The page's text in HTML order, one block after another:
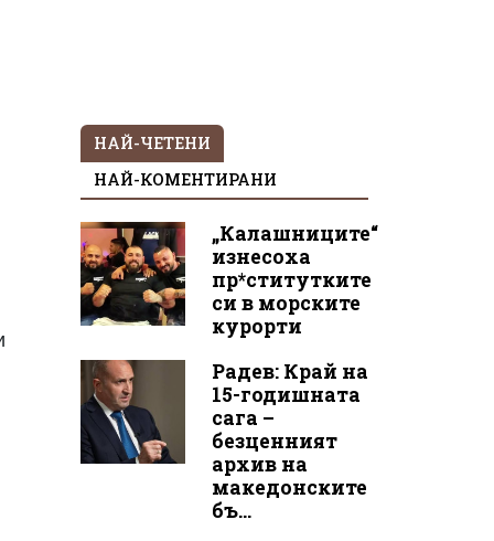
НАЙ-ЧЕТЕНИ
НАЙ-КОМЕНТИРАНИ
„Калашниците“
изнесоха
пр*ститутките
си в морските
курорти
Радев: Край на
15-годишната
сага –
безценният
архив на
македонските
бъ...